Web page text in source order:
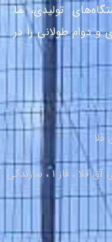
تولیدی، ما
و دوام طولانی را در
دفتر فروش : گلستان ، گرگان ، شهرک صنعتی آق قلا ، فاز 1 ، سازندگی